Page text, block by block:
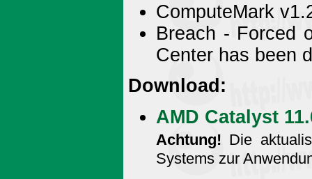
ComputeMark
Breach - Forced
Center has been
Download:
AMD Catalyst
Achtung! Die
Systems zur